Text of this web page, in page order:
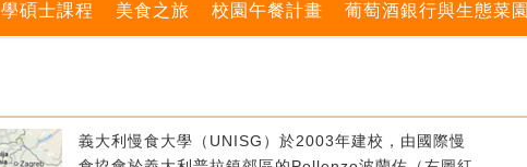
學碩士課程 美食之旅 校園午餐計畫 葡萄酒銀行與生態菜園
義大利慢食大學（UNISG）於2003年建校，由國際慢